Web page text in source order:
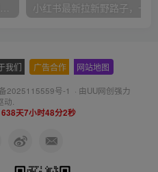
无限接码撸红包单号0.75项目无偿分享给你【揭秘】
我们 广告合作 网站地图
2025115559号-1 · 由UU网创强力
动.
天7小时48分2秒